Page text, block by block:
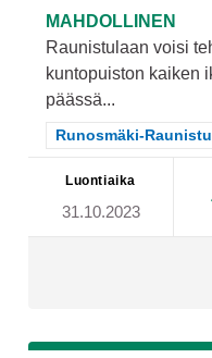
MAHDOLLINEN
Raunistulaan voisi
kuntopuiston kaiken
päässä...
Rajaa tulokset
Runosmäki-
Luontiaika
31.10.2023